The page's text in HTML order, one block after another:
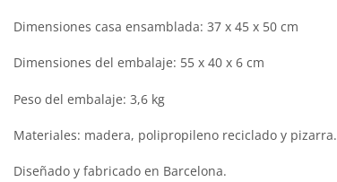
Dimensiones casa ensamblada: 37 x 45 x 50 cm
Dimensiones del embalaje: 55 x 40 x 6 cm
Peso del embalaje: 3,6 kg
Materiales: madera, polipropileno reciclado y pizarra.
Diseñado y fabricado en Barcelona.